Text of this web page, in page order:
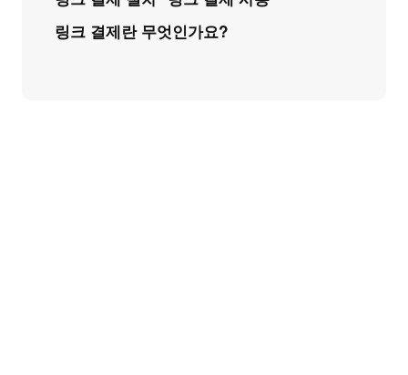
링크 결제란 무엇인가요?